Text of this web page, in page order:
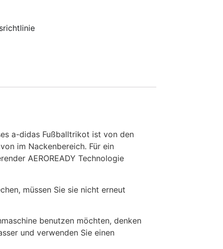
a-didas Fußballtrikot ist von den
im Nackenbereich. Für ein
AEROREADY Technologie
müssen Sie sie nicht erneut
benutzen möchten, denken
und verwenden Sie einen